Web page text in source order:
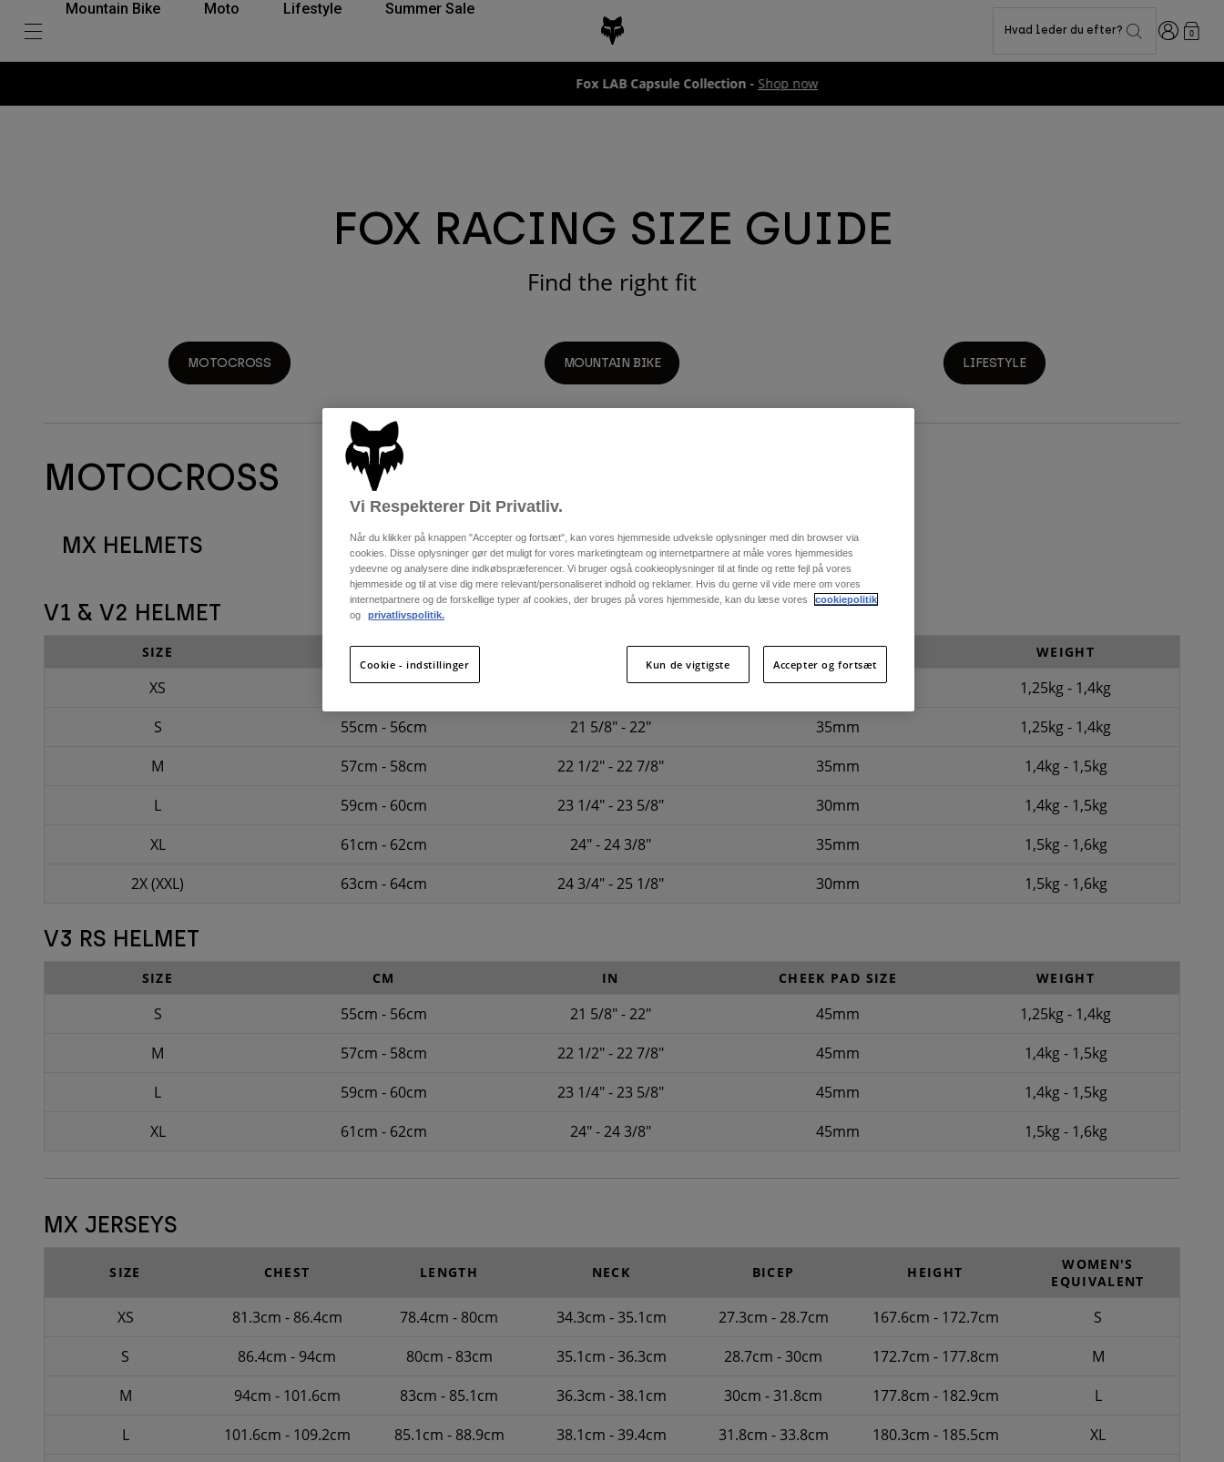
Mountain Bike Moto Lifestyle Summer Sale
Hvad leder du efter? Logon0
Fox LAB Capsule Collection -Shop now
FOX RACING SIZE GUIDE
Find the right fit
MOTOCROSS MOUNTAIN BIKE LIFESTYLE
MOTOCROSS
MX HELMETS
V1 & V2 HELMET
SIZE CM CHEEK PAD SIZE WEIGHT
XS 53cm - 54cm 20 7/8" - 21 1/4" 40mm
1,25kg - 1,4kg
S
55cm - 56cm 21 5/8" - 22" 35mm
1,25kg - 1,4kg
M
57cm - 58cm 22 1/2" - 22 7/8" 35mm
1,4kg - 1,5kg
L
59cm - 60cm 23 1/4" - 23 5/8" 30mm
1,4kg - 1,5kg
XL
61cm - 62cm 24" - 24 3/8" 35mm
1,5kg - 1,6kg
2X (XXL)
63cm - 64cm 24 3/4" - 25 1/8" 30mm 1,5kg - 1,6kg
V3 RS HELMET
SIZE CM IN CHEEK PAD SIZE WEIGHT
S 55cm - 56cm 21 5/8" - 22" 45mm
1,25kg - 1,4kg
M
57cm - 58cm 22 1/2" - 22 7/8" 45mm
1,4kg - 1,5kg
L
59cm - 60cm 23 1/4" - 23 5/8" 45mm
1,4kg - 1,5kg
XL
61cm - 62cm 24" - 24 3/8" 45mm 1,5kg - 1,6kg
MX JERSEYS
SIZE CHEST LENGTH NECK BICEP HEIGHT
WOMEN'S
EQUIVALENT
XS 81.3cm - 86.4cm 78.4cm - 80cm 34.3cm - 35.1cm 27.3cm - 28.7cm 167.6cm - 172.7cm
S
S
86.4cm - 94cm 80cm - 83cm 35.1cm - 36.3cm 28.7cm - 30cm 172.7cm - 177.8cm
M
M
94cm - 101.6cm 83cm - 85.1cm 36.3cm - 38.1cm 30cm - 31.8cm 177.8cm - 182.9cm
L
L
101.6cm - 109.2cm 85.1cm - 88.9cm 38.1cm - 39.4cm 31.8cm - 33.8cm 180.3cm - 185.5cm
XL
Vi Respekterer Dit Privatliv.
Når du klikker på knappen "Accepter og fortsæt", kan vores hjemmeside udveksle oplysninger med din browser via
cookies. Disse oplysninger gør det muligt for vores marketingteam og internetpartnere at måle vores hjemmesides
ydeevne og analysere dine indkøbspræferencer. Vi bruger også cookieoplysninger til at finde og rette fejl på vores
hjemmeside og til at vise dig mere relevant/personaliseret indhold og reklamer. Hvis du gerne vil vide mere om vores
internetpartnere og de forskellige typer af cookies, der bruges på vores hjemmeside, kan du læse vores
cookiepolitik
og
privatlivspolitik.
Cookie - indstillinger Kun de vigtigste Accepter og fortsæt